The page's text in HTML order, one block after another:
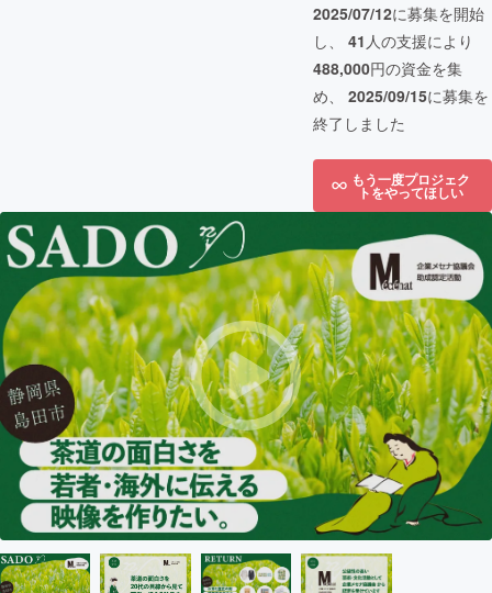
2025/07/12に募集を開始
し、 41 人の支援により
488,000円の資金を集
め、 2025/09/15に募集を
終了しました
もう一度プロジェク
トをやってほしい